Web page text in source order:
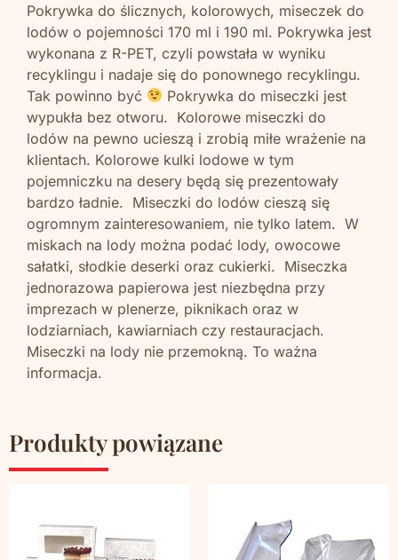
Pokrywka do ślicznych, kolorowych, miseczek do
lodów o pojemności 170 ml i 190 ml. Pokrywka jest
wykonana z R-PET, czyli powstała w wyniku
recyklingu i nadaje się do ponownego recyklingu.
Tak powinno być
Pokrywka do miseczki jest
wypukła bez otworu. Kolorowe miseczki do
lodów na pewno ucieszą i zrobią miłe wrażenie na
klientach. Kolorowe kulki lodowe w tym
pojemniczku na desery będą się prezentowały
bardzo ładnie. Miseczki do lodów cieszą się
ogromnym zainteresowaniem, nie tylko latem. W
miskach na lody można podać lody, owocowe
sałatki, słodkie deserki oraz cukierki. Miseczka
jednorazowa papierowa jest niezbędna przy
imprezach w plenerze, piknikach oraz w
lodziarniach, kawiarniach czy restauracjach.
Miseczki na lody nie przemokną. To ważna
informacja.
Produkty powiązane